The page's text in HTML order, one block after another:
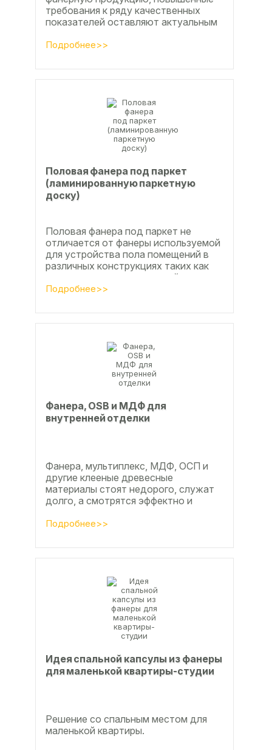
требования к ряду качественных
показателей оставляют актуальным
технологии производства клееной...
Подробнее>>
Половая фанера под паркет
(ламинированную паркетную
доску)
Половая фанера под паркет не
отличается от фанеры используемой
для устройства пола помещений в
различных конструкциях таких как
ламинат из ламинированной
паркетной доски, а так же...
Подробнее>>
Фанера, OSB и МДФ для
внутренней отделки
Фанера, мультиплекс, МДФ, ОСП и
другие клееные древесные
материалы стоят недорого, служат
долго, а смотрятся эффектно и
Подробнее>>
Идея спальной капсулы из фанеры
для маленькой квартиры-студии
Решение со спальным местом для
маленькой квартиры.